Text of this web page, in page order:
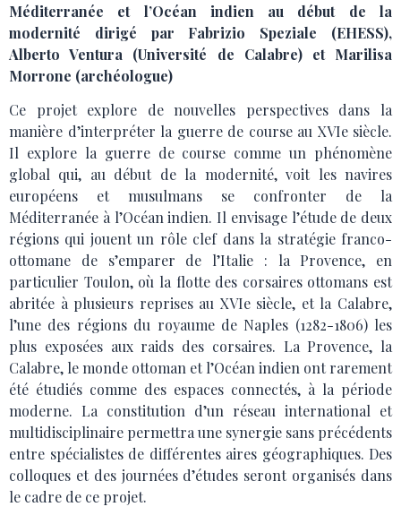
Méditerranée et l’Océan indien au début de la
modernité dirigé par Fabrizio Speziale (EHESS),
Alberto Ventura (Université de Calabre) et Marilisa
Morrone (archéologue)
Ce projet explore de nouvelles perspectives dans la
manière d’interpréter la guerre de course au XVIe siècle.
Il explore la guerre de course comme un phénomène
global qui, au début de la modernité, voit les navires
européens et musulmans se confronter de la
Méditerranée à l’Océan indien. Il envisage l’étude de deux
régions qui jouent un rôle clef dans la stratégie franco-
ottomane de s’emparer de l’Italie : la Provence, en
particulier Toulon, où la flotte des corsaires ottomans est
abritée à plusieurs reprises au XVIe siècle, et la Calabre,
l’une des régions du royaume de Naples (1282-1806) les
plus exposées aux raids des corsaires. La Provence, la
Calabre, le monde ottoman et l’Océan indien ont rarement
été étudiés comme des espaces connectés, à la période
moderne. La constitution d’un réseau international et
multidisciplinaire permettra une synergie sans précédents
entre spécialistes de différentes aires géographiques. Des
colloques et des journées d’études seront organisés dans
le cadre de ce projet.